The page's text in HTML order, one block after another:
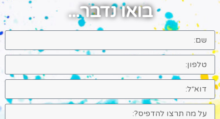
בואו נדבר...